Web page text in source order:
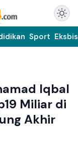
Sport Eksbis
Iqbal
Miliar di
Akhir